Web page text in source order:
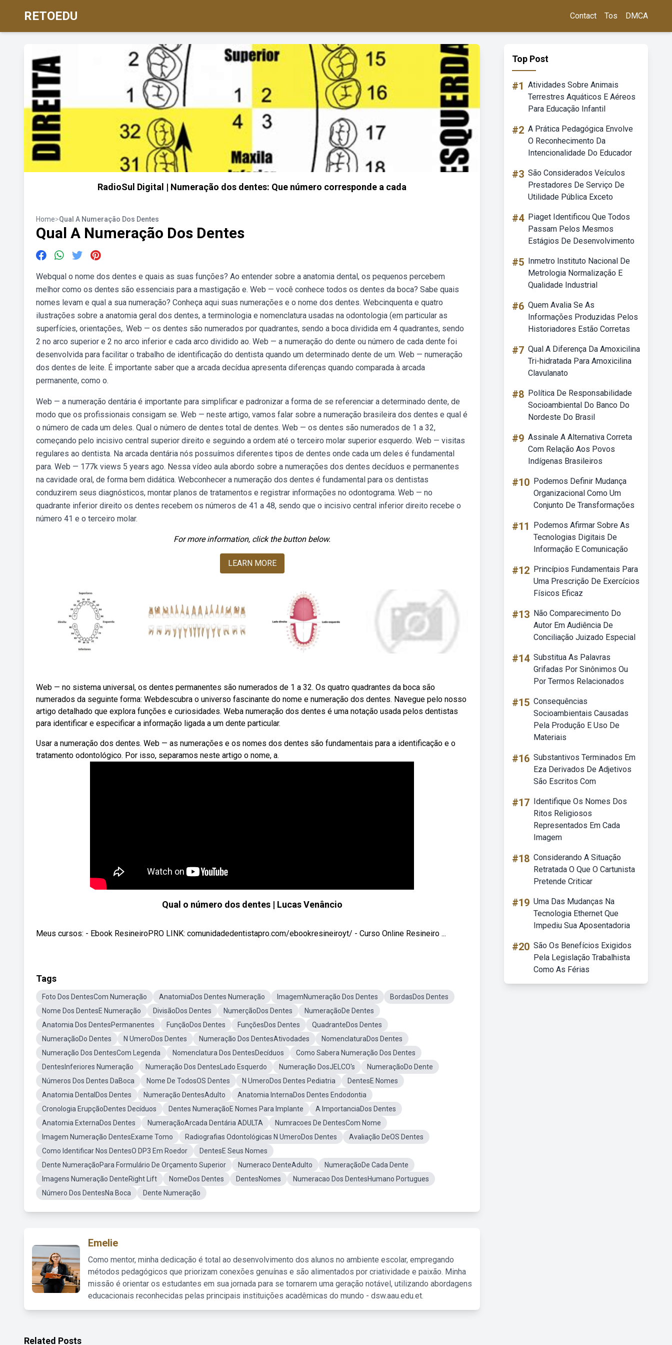
RETOEDU Contact Tos DMCA
RadioSul Digital | Numeração dos dentes: Que número corresponde a cada
Home>Qual A Numeração Dos Dentes
Qual A Numeração Dos Dentes
Webqual o nome dos dentes e quais as suas funções? Ao entender sobre a anatomia dental, os pequenos percebem
melhor como os dentes são essenciais para a mastigação e. Web — você conhece todos os dentes da boca? Sabe quais
nomes levam e qual a sua numeração? Conheça aqui suas numerações e o nome dos dentes. Webcinquenta e quatro
ilustrações sobre a anatomia geral dos dentes, a terminologia e nomenclatura usadas na odontologia (em particular as
superfícies, orientações,. Web — os dentes são numerados por quadrantes, sendo a boca dividida em 4 quadrantes, sendo
2 no arco superior e 2 no arco inferior e cada arco dividido ao. Web — a numeração do dente ou número de cada dente foi
desenvolvida para facilitar o trabalho de identificação do dentista quando um determinado dente de um. Web — numeração
dos dentes de leite. É importante saber que a arcada decídua apresenta diferenças quando comparada à arcada
permanente, como o.
Web — a numeração dentária é importante para simplificar e padronizar a forma de se referenciar a determinado dente, de
modo que os profissionais consigam se. Web — neste artigo, vamos falar sobre a numeração brasileira dos dentes e qual é
o número de cada um deles. Qual o número de dentes total de dentes. Web — os dentes são numerados de 1 a 32,
começando pelo incisivo central superior direito e seguindo a ordem até o terceiro molar superior esquerdo. Web — visitas
regulares ao dentista. Na arcada dentária nós possuímos diferentes tipos de dentes onde cada um deles é fundamental
para. Web — 177k views 5 years ago. Nessa vídeo aula abordo sobre a numerações dos dentes decíduos e permanentes
na cavidade oral, de forma bem didática. Webconhecer a numeração dos dentes é fundamental para os dentistas
conduzirem seus diagnósticos, montar planos de tratamentos e registrar informações no odontograma. Web — no
quadrante inferior direito os dentes recebem os números de 41 a 48, sendo que o incisivo central inferior direito recebe o
número 41 e o terceiro molar.
For more information, click the button below.
LEARN MORE
Web — no sistema universal, os dentes permanentes são numerados de 1 a 32. Os quatro quadrantes da boca são
numerados da seguinte forma: Webdescubra o universo fascinante do nome e numeração dos dentes. Navegue pelo nosso
artigo detalhado que explora funções e curiosidades. Weba numeração dos dentes é uma notação usada pelos dentistas
para identificar e especificar a informação ligada a um dente particular.
Usar a numeração dos dentes. Web — as numerações e os nomes dos dentes são fundamentais para a identificação e o
tratamento odontológico. Por isso, separamos neste artigo o nome, a.
Qual o número dos dentes | Lucas Venâncio
Meus cursos: - Ebook ResineiroPRO LINK: comunidadedentistapro.com/ebookresineiroyt/ - Curso Online Resineiro ...
Tags
Foto Dos DentesCom Numeração AnatomiaDos Dentes Numeração ImagemNumeração Dos Dentes
BordasDos Dentes
Nome Dos DentesE Numeração
DivisãoDos Dentes NumerçãoDos Dentes
NumeraçãoDe Dentes
Anatomia Dos DentesPermanentes
FunçãoDos Dentes FunçõesDos Dentes
QuadranteDos Dentes
NumeraçãoDo Dentes
N UmeroDos Dentes Numeração Dos DentesAtivodades
NomenclaturaDos Dentes
Numeração Dos DentesCom Legenda
Nomenclatura Dos DentesDecíduos
Como Sabera Numeração Dos Dentes
DentesInferiores Numeração
Numeração Dos DentesLado Esquerdo Numeração DosJELCO's
NumeraçãoDo Dente
Números Dos Dentes DaBoca
Nome De TodosOS Dentes N UmeroDos Dentes Pediatria
DentesE Nomes
Anatomia DentalDos Dentes
Numeração DentesAdulto
Anatomia InternaDos Dentes Endodontia
Cronologia ErupçãoDentes Decíduos
Dentes NumeraçãoE Nomes Para Implante
A ImportanciaDos Dentes
Anatomia ExternaDos Dentes
NumeraçãoArcada Dentária ADULTA
Numracoes De DentesCom Nome
Imagem Numeração DentesExame Tomo
Radiografias Odontológicas N UmeroDos Dentes
Avaliação DeOS Dentes
Como Identificar Nos DentesO DP3 Em Roedor
DentesE Seus Nomes
Dente NumeraçãoPara Formulário De Orçamento Superior
Numeraco DenteAdulto
NumeraçãoDe Cada Dente
Imagens Numeração DenteRight Lift
NomeDos Dentes DentesNomes
Numeracao Dos DentesHumano Portugues
Número Dos DentesNa Boca
Dente Numeração
Emelie
Como mentor, minha dedicação é total ao desenvolvimento dos alunos no ambiente escolar, empregando
métodos pedagógicos que priorizam conexões genuínas e são alimentados por criatividade e paixão. Minha
missão é orientar os estudantes em sua jornada para se tornarem uma geração notável, utilizando abordagens
educacionais reconhecidas pelas principais instituições acadêmicas do mundo - dsw.aau.edu.et.
Top Post
#1 Atividades Sobre Animais
Terrestres Aquáticos E Aéreos
Para Educação Infantil
#2 A Prática Pedagógica Envolve
O Reconhecimento Da
Intencionalidade Do Educador
#3 São Considerados Veículos
Prestadores De Serviço De
Utilidade Pública Exceto
#4 Piaget Identificou Que Todos
Passam Pelos Mesmos
Estágios De Desenvolvimento
#5 Inmetro Instituto Nacional De
Metrologia Normalização E
Qualidade Industrial
#6 Quem Avalia Se As
Informações Produzidas Pelos
Historiadores Estão Corretas
#7 Qual A Diferença Da Amoxicilina
Tri-hidratada Para Amoxicilina
Clavulanato
#8 Política De Responsabilidade
Socioambiental Do Banco Do
Nordeste Do Brasil
#9 Assinale A Alternativa Correta
Com Relação Aos Povos
Indígenas Brasileiros
#10 Podemos Definir Mudança
Organizacional Como Um
Conjunto De Transformações
#11
Podemos Afirmar Sobre As
Tecnologias Digitais De
Informação E Comunicação
#12 Princípios Fundamentais Para
Uma Prescrição De Exercícios
Físicos Eficaz
#13 Não Comparecimento Do
Autor Em Audiência De
Conciliação Juizado Especial
#14 Substitua As Palavras
Grifadas Por Sinônimos Ou
Por Termos Relacionados
#15 Consequências
Socioambientais Causadas
Pela Produção E Uso De
Materiais
#16 Substantivos Terminados Em
Eza Derivados De Adjetivos
São Escritos Com
#17 Identifique Os Nomes Dos
Ritos Religiosos
Representados Em Cada
Imagem
#18 Considerando A Situação
Retratada O Que O Cartunista
Pretende Criticar
#19 Uma Das Mudanças Na
Tecnologia Ethernet Que
Impediu Sua Aposentadoria
#20 São Os Benefícios Exigidos
Pela Legislação Trabalhista
Como As Férias
Related Posts